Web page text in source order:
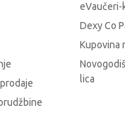
Dexy Co
Kupovina
lica